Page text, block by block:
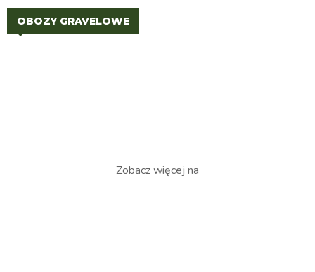
OBOZY GRAVELOWE
Zobacz więcej na